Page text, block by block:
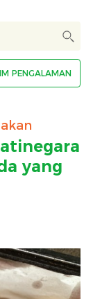
PENGALAMAN
yang